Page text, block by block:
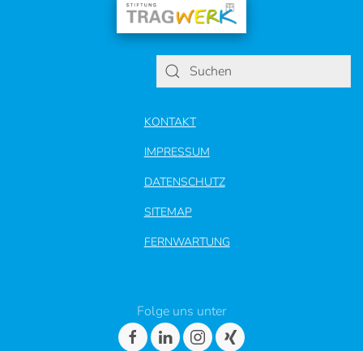
KONTAKT
IMPRESSUM
DATENSCHUTZ
SITEMAP
FERNWARTUNG
Folge uns unter